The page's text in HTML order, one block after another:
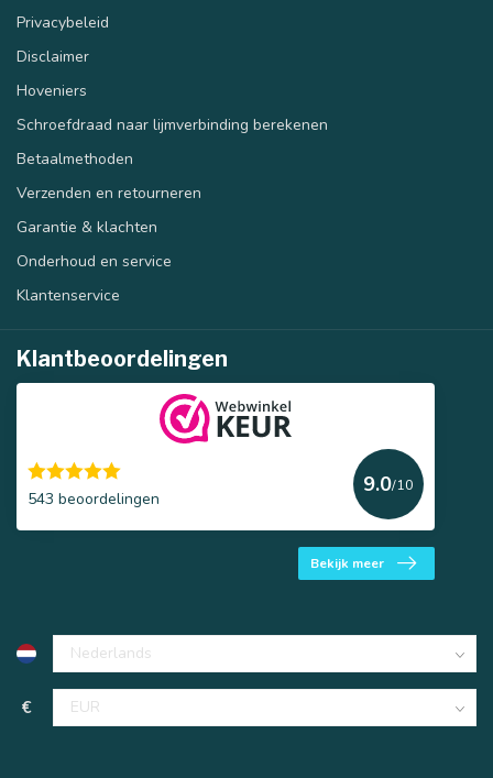
Privacybeleid
Disclaimer
Hoveniers
Schroefdraad naar lijmverbinding berekenen
Betaalmethoden
Verzenden en retourneren
Garantie & klachten
Onderhoud en service
Klantenservice
Klantbeoordelingen
543 beoordelingen
9.0/10
Bekijk meer
€